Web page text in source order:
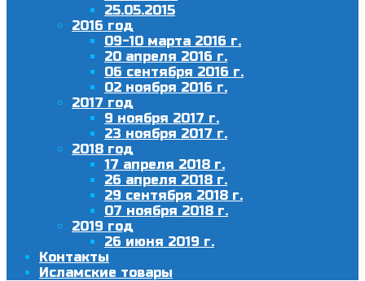
25.05.2015
2016 год
09-10 марта 2016 г.
20 апреля 2016 г.
06 сентября 2016 г.
02 ноября 2016 г.
2017 год
9 ноября 2017 г.
23 ноября 2017 г.
2018 год
17 апреля 2018 г.
26 апреля 2018 г.
29 сентября 2018 г.
07 ноября 2018 г.
2019 год
26 июня 2019 г.
Контакты
Исламские товары